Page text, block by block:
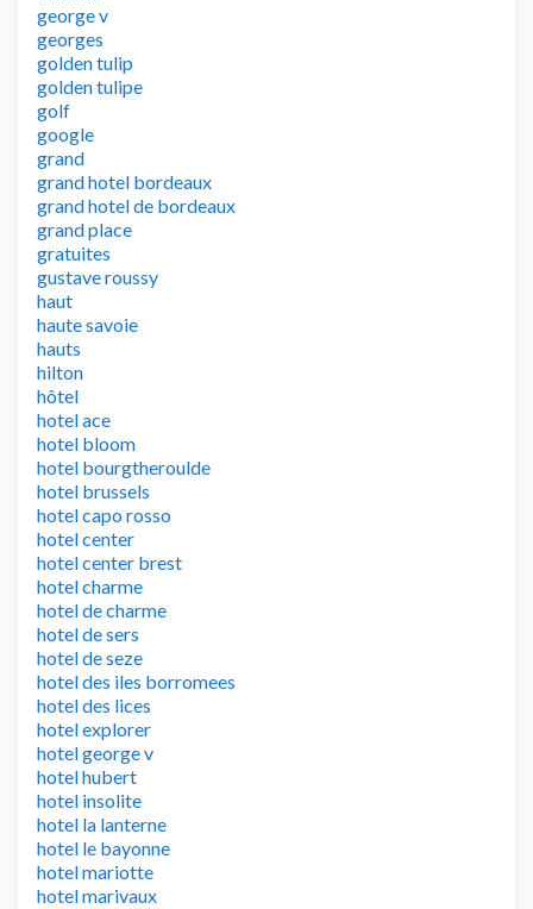
george v
georges
golden tulip
golden tulipe
golf
google
grand
grand hotel bordeaux
grand hotel de bordeaux
grand place
gratuites
gustave roussy
haut
haute savoie
hauts
hilton
hôtel
hotel ace
hotel bloom
hotel bourgtheroulde
hotel brussels
hotel capo rosso
hotel center
hotel center brest
hotel charme
hotel de charme
hotel de sers
hotel de seze
hotel des iles borromees
hotel des lices
hotel explorer
hotel george v
hotel hubert
hotel insolite
hotel la lanterne
hotel le bayonne
hotel mariotte
hotel marivaux